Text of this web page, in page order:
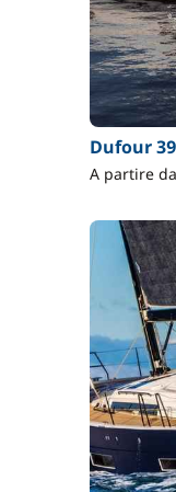
Dufour
A partire